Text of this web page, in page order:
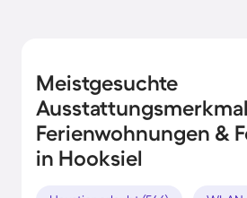
Meistgesuchte
Ferienwohnungen &
in Hooksiel